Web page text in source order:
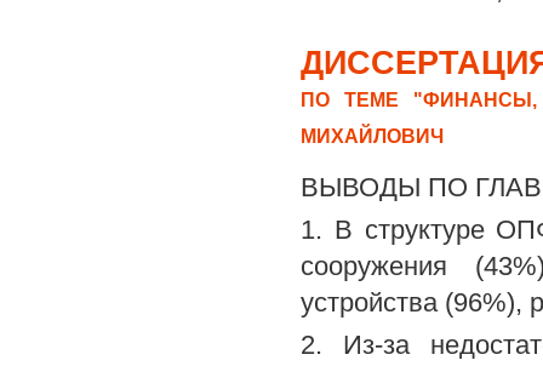
ПО ТЕМЕ "ФИНАНСЫ,
МИХАЙЛОВИЧ
ВЫВОДЫ ПО
1. В структуре
сооружения
устройства (96%),
2. Из-за